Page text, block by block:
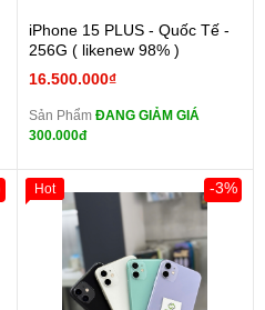
iPhone 15 PLUS - Quốc Tế -
256G ( likenew 98% )
16.500.000₫
Sản Phẩm ĐANG GIẢM GIÁ
300.000đ
-3%
Hot